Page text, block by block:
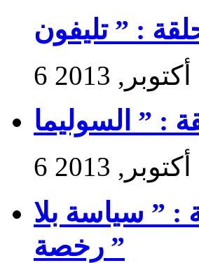
6 أكتوبر, 2013
6 أكتوبر, 2013
الحلقة : ” سياسة بلا
رخصة ”